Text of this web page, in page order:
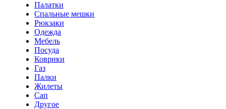
Палатки
Спальные мешки
Рюкзаки
Одежда
Мебель
Посуда
Коврики
Газ
Палки
Жилеты
Сап
Другое